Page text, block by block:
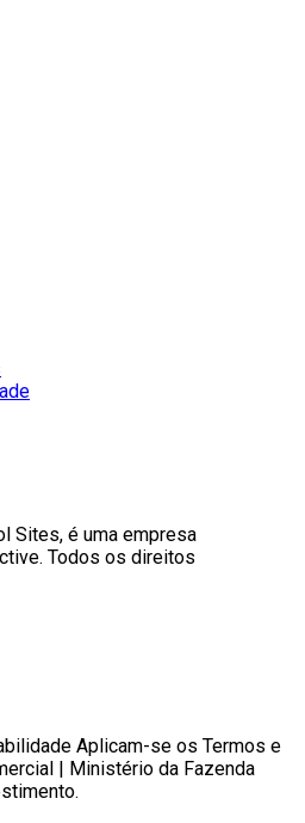
Sites, é uma empresa
Todos os direitos
Aplicam-se os Termos e
| Ministério da Fazenda